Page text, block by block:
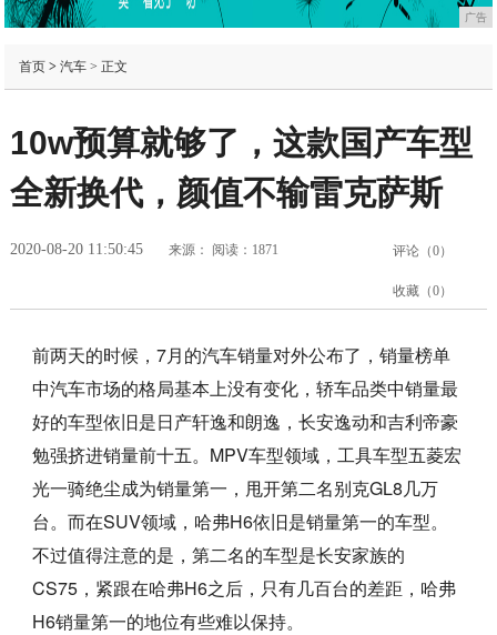
广告
首页> 汽车> 正文
10w预算就够了，这款国产车型
全新换代，颜值不输雷克萨斯
2020-08-20 11:50:45 来源： 阅读：1871 评论（0）
收藏（0）
前两天的时候，7月的汽车销量对外公布了，销量榜单
中汽车市场的格局基本上没有变化，轿车品类中销量最
好的车型依旧是日产轩逸和朗逸，长安逸动和吉利帝豪
勉强挤进销量前十五。MPV车型领域，工具车型五菱宏
光一骑绝尘成为销量第一，甩开第二名别克GL8几万
台。而在SUV领域，哈弗H6依旧是销量第一的车型。
不过值得注意的是，第二名的车型是长安家族的
CS75，紧跟在哈弗H6之后，只有几百台的差距，哈弗
H6销量第一的地位有些难以保持。